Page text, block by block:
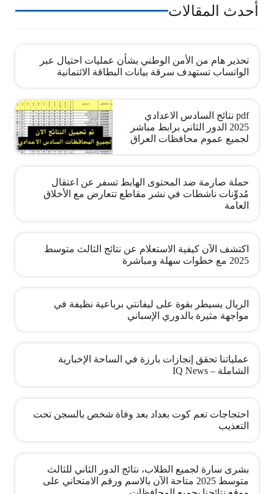
أحدث المقالات
تحذير هام من الأمن الوطني بشأن عمليات احتيال عبر
الواتساب تستهدف سرقة بيانات البطاقة الائتمانية
pdf نتائج السادس الاعدادي
2025 الدور الثاني برابط مباشر
لجميع عموم محافظات العراق
حملة صارمة ضد المحتوى الهابط تسفر عن اعتقال
مُدوِّنات ناشطات في نشر مقاطع تتعارض مع الأخلاق
العامة
اكتشف الآن كيفية الاستعلام عن نتائج الثالث متوسط
2025 مع خطوات سهلة ومباشرة
الريال يسيطر بقوة على ليفانتي برباعية نظيفة في
مواجهة مثيرة بالدوري الإسباني
عملياتنا تحقق إنجازات بارزة في الساحة الإخبارية
الشاملة – IQ News
احتجاجات تعم كوت بغداد بعد وفاة شخص بالسجن تحت
التعذيب
بشرى سارة لجميع الطلاب، نتائج الدور الثاني للثالث
متوسط 2025 متاحة الآن بالاسم ورقم الامتحاني على